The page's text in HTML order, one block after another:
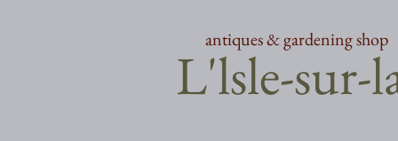
​L'lsle-sur-
antiques & gardening shop